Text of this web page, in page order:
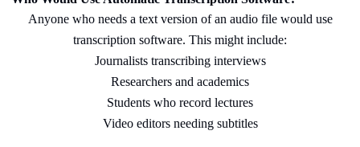
Anyone who needs a text version of an audio file would use
transcription software. This might include:
Journalists transcribing interviews
Researchers and academics
Students who record lectures
Video editors needing subtitles